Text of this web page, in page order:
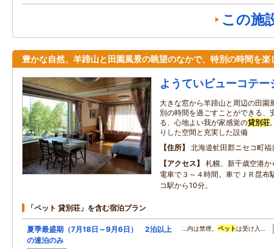
この施
豊かな自然、羊蹄山と田園風景の眺望のなかで、特別の時間を楽
ようていビューコテー
大きな窓から羊蹄山と周辺の田園
別の時間を過ごすことができる、
る、心地よい我が家感覚の貸別荘
りした空間と充実した設備
住所
北海道虻田郡ニセコ町
アクセス
札幌、新千歳空港
電車で３～４時間。車でＪＲ昆布
コ駅から10分。
「ペット 貸別荘」を含む宿泊プラン
夏季最盛期（7月18日～9月6日） 2泊以上
の連泊のみ
…内は禁煙。 ペットは受け入…